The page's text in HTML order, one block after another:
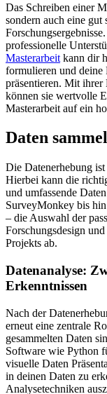
Das Schreiben einer
sondern auch eine
professionelle
Masterarbeit kann dir
formulieren und deine
präsentieren. Mit ihrer
können sie wertvolle
Masterarbeit auf ein
Daten
Die Datenerhebung
Hierbei kann die
und umfassende
SurveyMonkey bis
– die Auswahl der
Forschungsdesign
Projekts ab.
Datenanalyse:
Erkenntnissen
Nach der
erneut eine zentrale
gesammelten Daten
Software wie Python
visuelle Daten
in deinen Daten zu
Analysetechniken